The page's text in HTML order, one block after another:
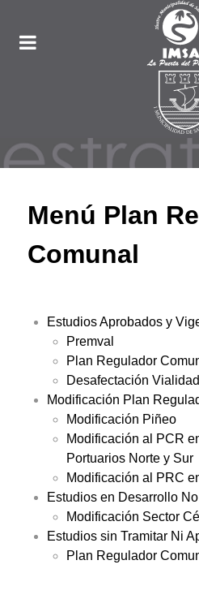
Menú Plan
Comunal
Estudios Aprobados y
Premval
Plan Regulador
Desafectación
Modificación Plan
Modificación Piñeo
Modificación al PCR
Portuarios Norte y Sur
Modificación al PRC
Estudios en Desarrollo
Modificación Sector
Estudios sin Tramitar Ni
Plan Regulador